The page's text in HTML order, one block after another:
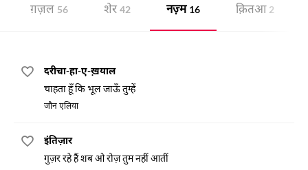
ग़ज़ल 56 शेर 42 नज़्म 16 क़ितआ 2
दरीचा-हा-ए-ख़याल
चाहता हूँ कि भूल जाऊँ तुम्हें
जौन एलिया
इंतिज़ार
गुज़र रहे हैं शब ओ रोज़ तुम नहीं आतीं